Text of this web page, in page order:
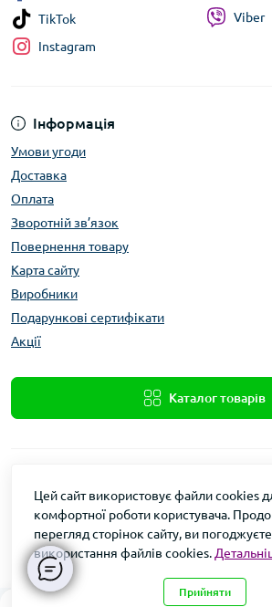
0
Інформація
Умови угоди
Доставка
Оплата
Зворотній зв’язок
Повернення товару
Карта сайту
Виробники
Подарункові сертифікати
Акції
Каталог товарів
TikTok
Instagram
Viber
Xolod.Online
Формула Врожаю ©
Цей сайт використовує файли cookies
комфортної роботи користувача.
перегляд сторінок сайту, ви
використання файлів cookies.
Прийняти